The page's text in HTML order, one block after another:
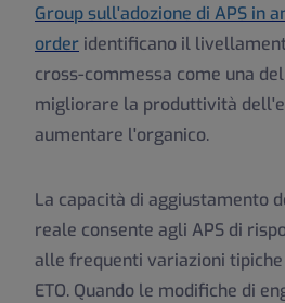
Group sull'adozione di APS in
order identificano il
cross-commessa come una
migliorare la produttività
aumentare l'organico.
La capacità di aggiustamento
reale consente agli APS di
alle frequenti variazioni
ETO. Quando le modifiche di